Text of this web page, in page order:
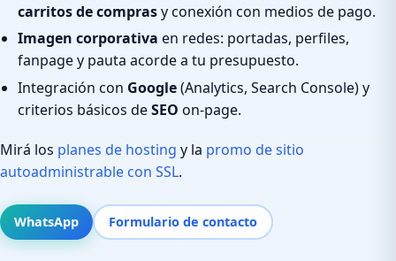
carritos de comprasy conexión con medios de pago.
Imagen corporativa en redes: portadas, perfiles,
fanpage y pauta acorde a tu presupuesto.
Integración con Google(Analytics, Search Console) y
criterios básicos deSEO on-page.
Mirá los planes de hosting y la promo de sitio
autoadministrable con SSL.
WhatsApp Formulario de contacto